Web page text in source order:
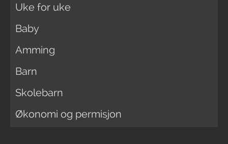
Uke for uke
Baby
Amming
Barn
Skolebarn
Økonomi og permisjon